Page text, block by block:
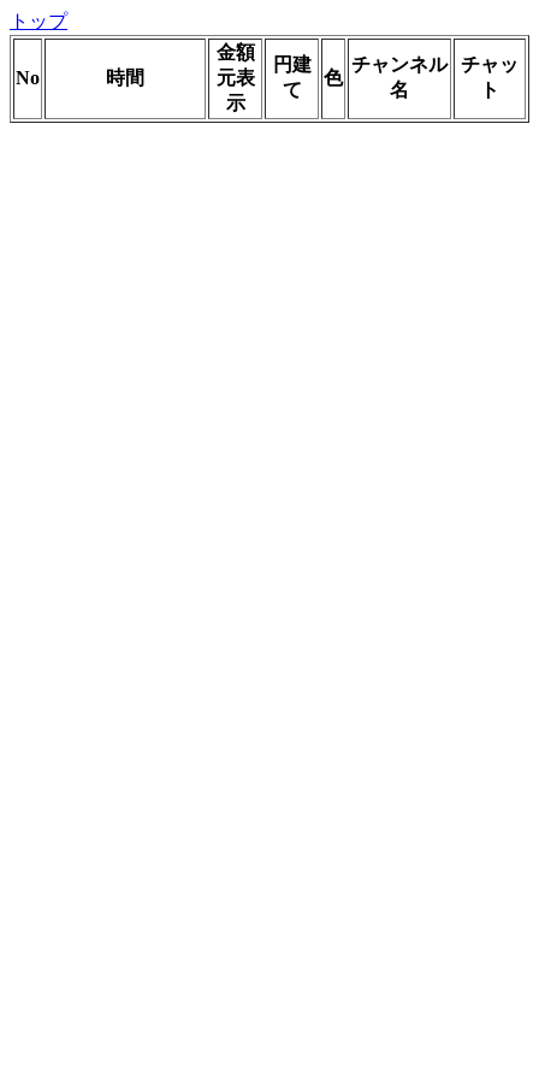
トップ
No 時間
金額
元表
示
円建
て
色
チャンネル
名
チャッ
ト